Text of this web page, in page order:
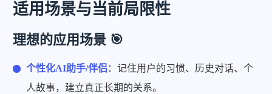
适用场景与当前局限性
理想的应用场景 🎯
个性化AI助手/伴侣 ：记住用户的习惯、历史对话、个
人故事，建立真正长期的关系。